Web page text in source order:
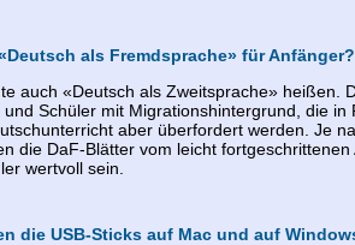
als Fremdsprache» für Anfänger?
auch «Deutsch als Zweitsprache» heißen.
Schüler mit Migrationshintergrund, die
aber überfordert werden. Je
die DaF-Blätter vom leicht
wertvoll sein.
die USB-Sticks auf Mac und auf